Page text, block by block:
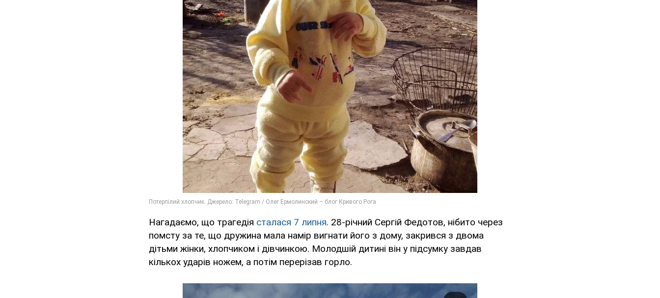
Нагадаємо, що трагедія сталася 7 липня. 28-річний Сергій Федотов, нібито через
помсту за те, що дружина мала намір вигнати його з дому, закрився з двома
дітьми жінки, хлопчиком і дівчинкою. Молодшій дитині він у підсумку завдав
кількох ударів ножем, а потім перерізав горло.